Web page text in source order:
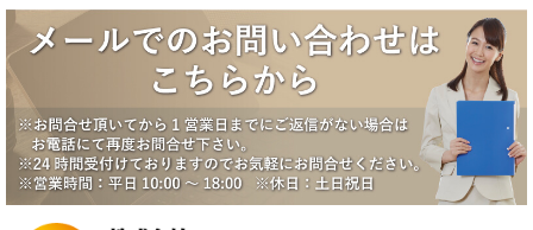
大田区田園調布5丁目戸建成約になりました。
2025/6/17
八潮市南川崎戸建成約になりました。
2025/6/17
一番町シティハウス成約になりました。
2025/6/2
賃貸物件公開しました。
2025/5/19